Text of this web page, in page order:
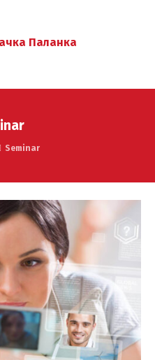
Паланка
Seminar